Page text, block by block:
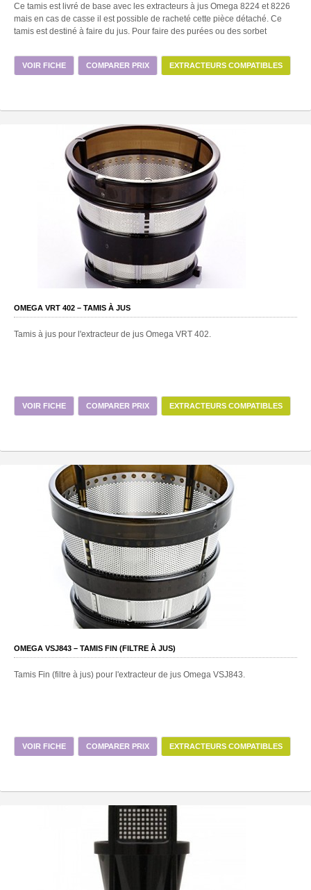
Ce tamis est livré de base avec les extracteurs à jus Omega 8224 et 8226
mais en cas de casse il est possible de racheté cette pièce détaché. Ce
tamis est destiné à faire du jus. Pour faire des purées ou des sorbet
VOIR FICHE COMPARER PRIX EXTRACTEURS COMPATIBLES
OMEGA VRT 402 – TAMIS À JUS
Tamis à jus pour l'extracteur de jus Omega VRT 402.
VOIR FICHE COMPARER PRIX EXTRACTEURS COMPATIBLES
OMEGA VSJ843 – TAMIS FIN (FILTRE À JUS)
Tamis Fin (filtre à jus) pour l'extracteur de jus Omega VSJ843.
VOIR FICHE COMPARER PRIX EXTRACTEURS COMPATIBLES